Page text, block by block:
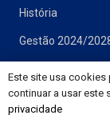
História
Gestão 2024/
Comunicação
Este site usa cookies
continuar a usar este
privacidade